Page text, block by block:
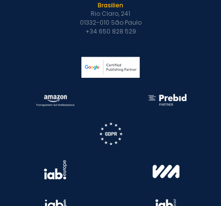
Brasilien
Rio Claro, 241
01332-010 São Paulo
+34 650 828 529